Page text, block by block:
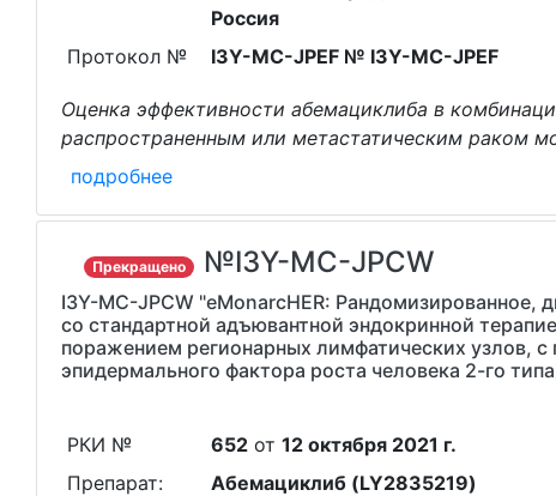
Россия
Протокол №
I3Y-MC-JPEF № I3Y-MC-JPEF
Оценка эффективности абемациклиба в
распространенным или метастатическим раком
подробнее
Прекращено №I3Y-MC-JPCW
I3Y-MC-JPCW "eMonarcHER:
со стандартной адъювантной эндокринной
поражением регионарных лимфатических узлов,
эпидермального фактора роста человека 2-го
РКИ № 652от 12 октября 2021 г.
Препарат:
Абемациклиб (LY2835219)